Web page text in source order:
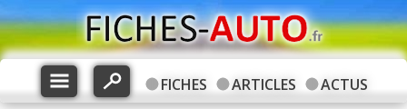
FICHES ARTICLES ACTUS